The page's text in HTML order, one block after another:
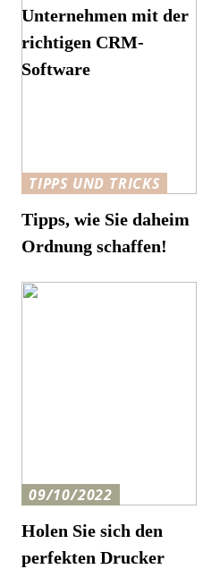
Unternehmen mit der
richtigen CRM-
Software
TIPPS UND TRICKS
Tipps, wie Sie daheim
Ordnung schaffen!
09/10/2022
Holen Sie sich den
perfekten Drucker